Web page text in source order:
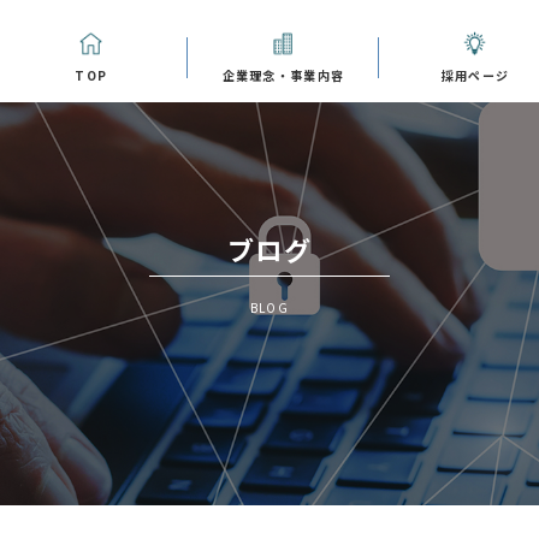
TOP 企業理念・事業内容 採用ページ
ブログ
BLOG